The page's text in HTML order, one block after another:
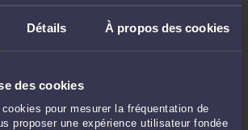
Détails À propos des cookies
des cookies
pour mesurer la fréquentation de
proposer une expérience utilisateur fondée
l'Agence Nationale de Santé et du Médicament
des substances classées comme stupéfiants une